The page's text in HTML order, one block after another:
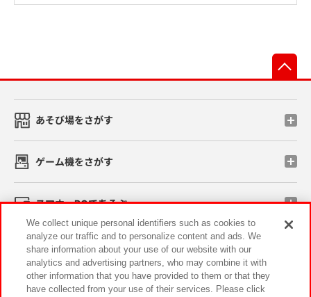
あそび場をさがす
ゲーム機をさがす
スマホ・PCであそぶ
イベント・キャンペーン
We collect unique personal identifiers such as cookies to
analyze our traffic and to personalize content and ads. We
share information about your use of our website with our
analytics and advertising partners, who may combine it with
other information that you have provided to them or that they
have collected from your use of their services. Please click